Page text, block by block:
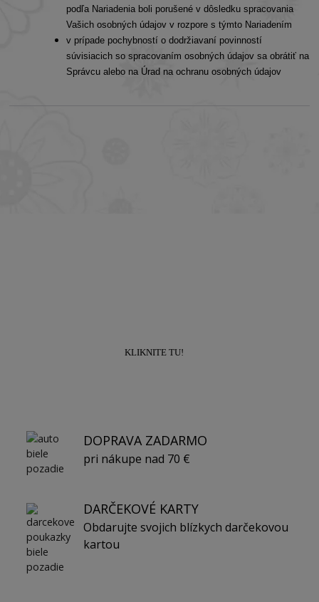
podľa Nariadenia boli porušené v dôsledku spracovania
Vašich osobných údajov v rozpore s týmto Nariadením
v prípade pochybností o dodržiavaní povinností
súvisiacich so spracovaním osobných údajov sa obrátiť na
Správcu alebo na Úrad na ochranu osobných údajov
KLIKNITE TU!
DOPRAVA ZADARMO
pri nákupe nad 70 €
DARČEKOVÉ KARTY
Obdarujte svojich blízkych darčekovou
kartou